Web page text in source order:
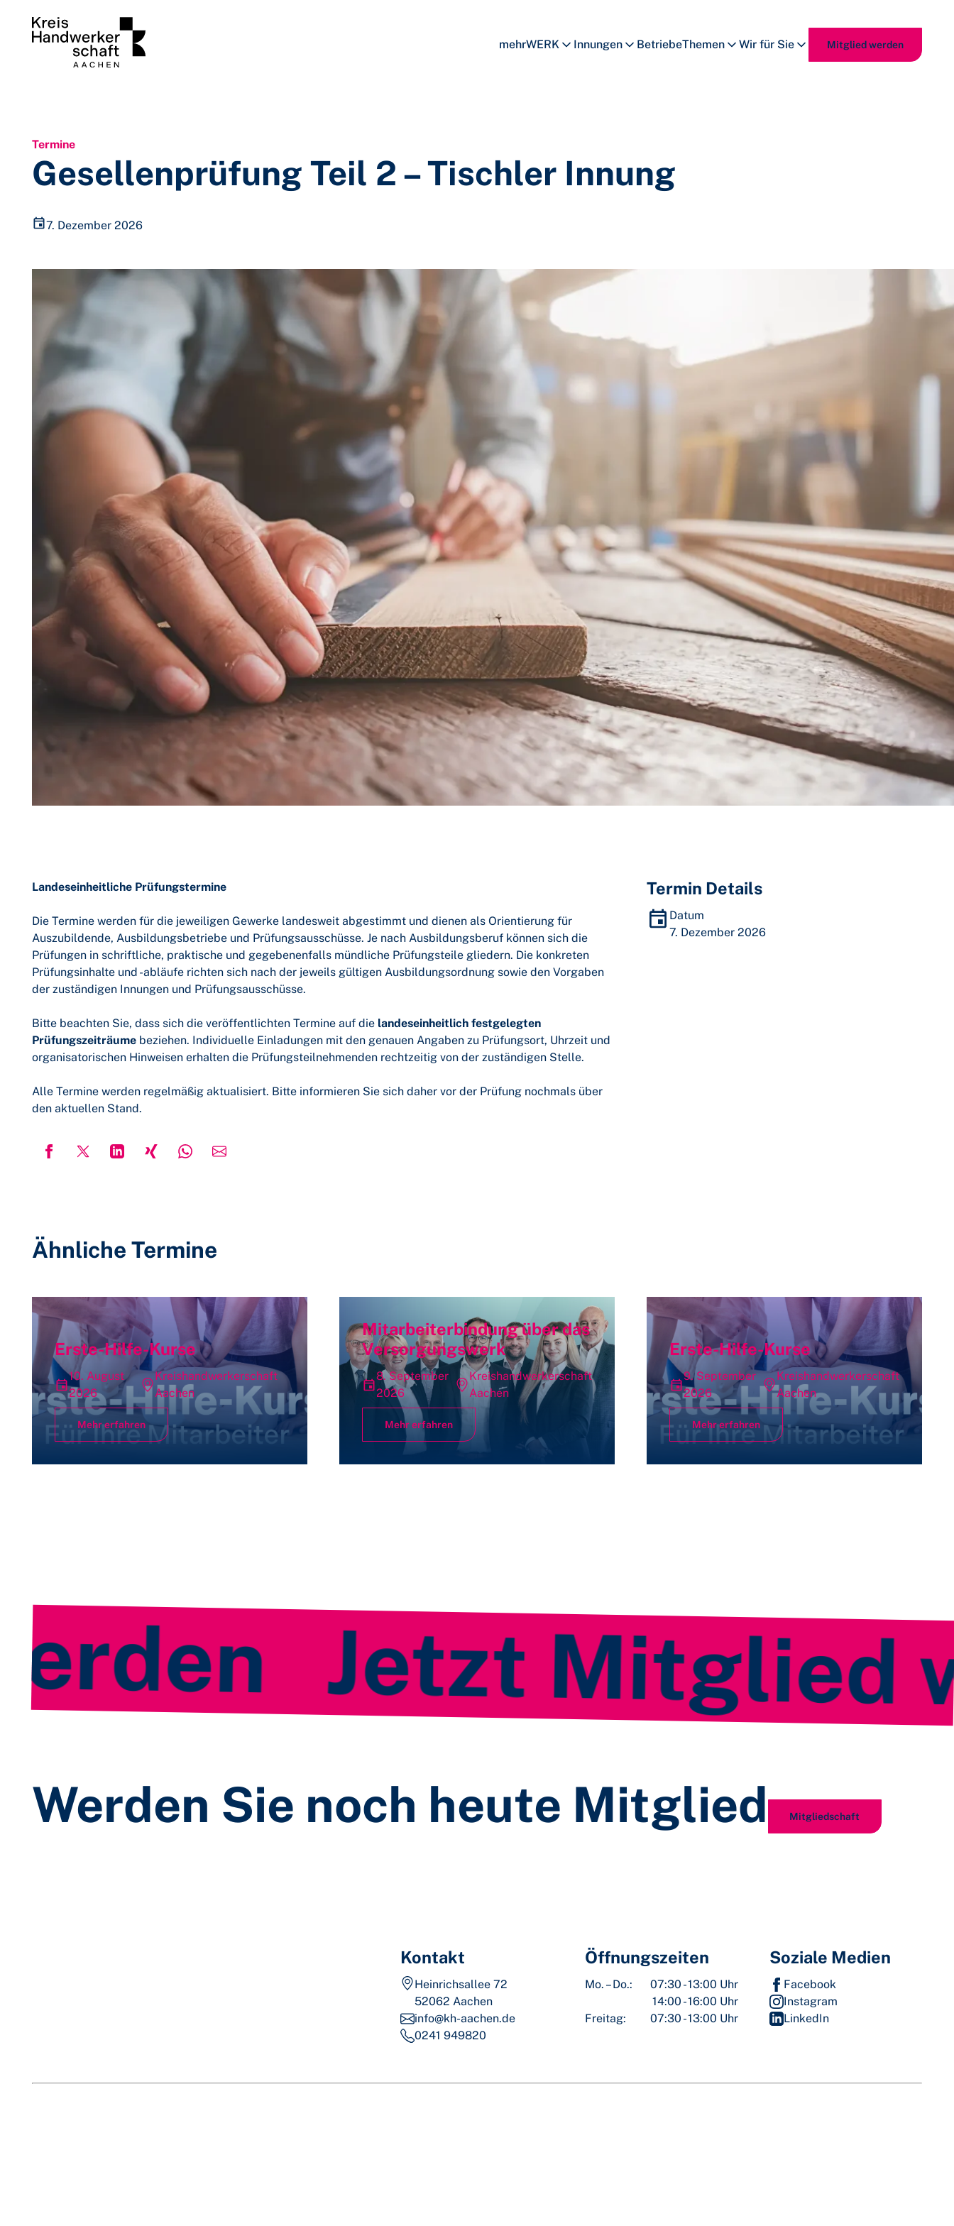
mehrWERK Innungen BetriebeThemen Wir für Sie Mitglied werden
Termine
Gesellenprüfung Teil 2 – Tischler Innung
7. Dezember 2026
Landeseinheitliche Prüfungstermine
Die Termine werden für die jeweiligen Gewerke landesweit abgestimmt und dienen als Orientierung für
Auszubildende, Ausbildungsbetriebe und Prüfungsausschüsse. Je nach Ausbildungsberuf können sich die
Prüfungen in schriftliche, praktische und gegebenenfalls mündliche Prüfungsteile gliedern. Die konkreten
Prüfungsinhalte und -abläufe richten sich nach der jeweils gültigen Ausbildungsordnung sowie den Vorgaben
der zuständigen Innungen und Prüfungsausschüsse.
Bitte beachten Sie, dass sich die veröffentlichten Termine auf die landeseinheitlich festgelegten
Prüfungszeiträumebeziehen. Individuelle Einladungen mit den genauen Angaben zu Prüfungsort, Uhrzeit und
organisatorischen Hinweisen erhalten die Prüfungsteilnehmenden rechtzeitig von der zuständigen Stelle.
Alle Termine werden regelmäßig aktualisiert. Bitte informieren Sie sich daher vor der Prüfung nochmals über
den aktuellen Stand.
Termin Details
Datum
7. Dezember 2026
Ähnliche Termine
Erste-Hilfe-Kurse
10. August
2026
Kreishandwerkerschaft
Aachen
Mehr erfahren
Mitarbeiterbindung über das
Versorgungswerk
8. September
2026
Kreishandwerkerschaft
Aachen
Mehr erfahren
Erste-Hilfe-Kurse
9. September
2026
Kreishandwerkerschaft
Aachen
Mehr erfahren
Jetzt Mitglied
Werden Sie noch heute Mitglied Mitgliedschaft
Kontakt
Heinrichsallee 72
52062 Aachen
info@kh-aachen.de
0241 949820
Öffnungszeiten
Mo. – Do.:
07:30 - 13:00 Uhr
14:00 - 16:00 Uhr
Freitag:
07:30 - 13:00 Uhr
Soziale Medien
Facebook
Instagram
LinkedIn